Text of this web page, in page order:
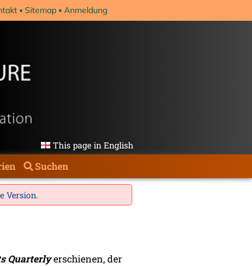
Sitemap Anmeldung
This page in English
Suchen
Version.
Quarterlyerschienen, der